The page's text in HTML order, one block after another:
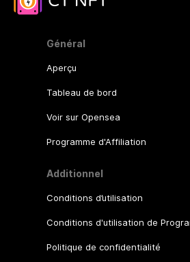
Général
Aperçu
Tableau de bord
Voir sur Opensea
Programme d'Affiliation
Additionnel
Conditions d’utilisation
Conditions d'utilisation de
Politique de confidentialité